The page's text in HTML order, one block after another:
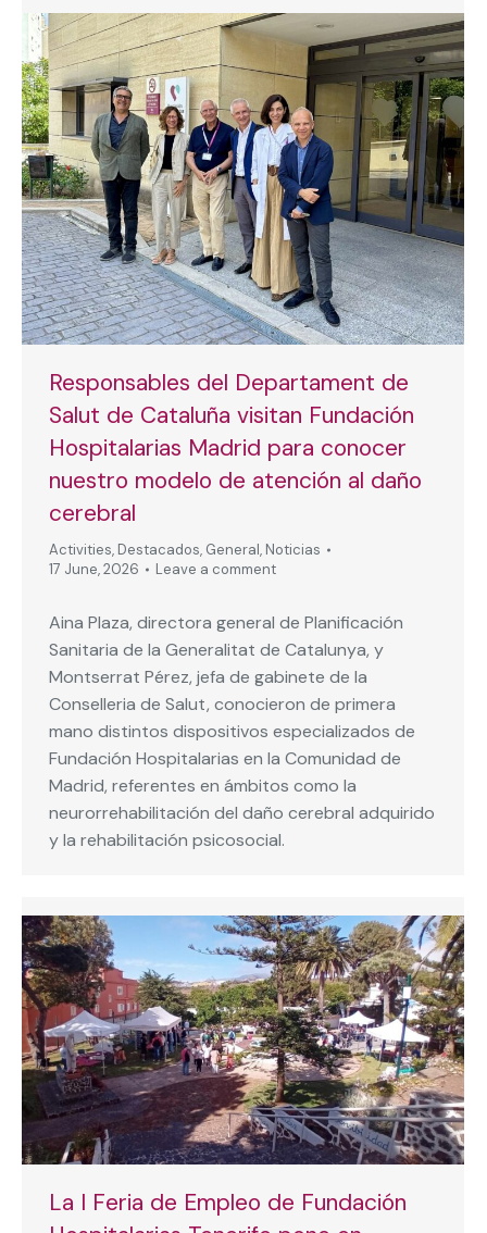
Responsables del Departament de
Salut de Cataluña visitan Fundación
Hospitalarias Madrid para conocer
nuestro modelo de atención al daño
cerebral
Activities, Destacados, General, Noticias
17 June, 2026
Leave a comment
Aina Plaza, directora general de Planificación
Sanitaria de la Generalitat de Catalunya, y
Montserrat Pérez, jefa de gabinete de la
Conselleria de Salut, conocieron de primera
mano distintos dispositivos especializados de
Fundación Hospitalarias en la Comunidad de
Madrid, referentes en ámbitos como la
neurorrehabilitación del daño cerebral adquirido
y la rehabilitación psicosocial.
La I Feria de Empleo de Fundación